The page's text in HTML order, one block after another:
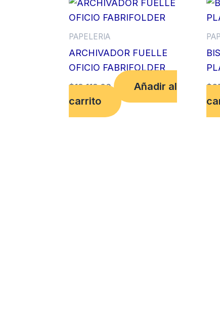
PAPELERIA
ARCHIVADOR FUELLE
OFICIO FABRIFOLDER
$19,119.00
Añadir al
carrito
$